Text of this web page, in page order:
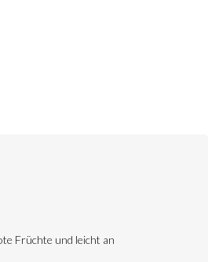
Früchte und leicht an